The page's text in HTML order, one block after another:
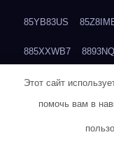
85YB83US
885XXWB7
88ZYQON6
8BBJWQMN
Этот сайт
помочь вам в